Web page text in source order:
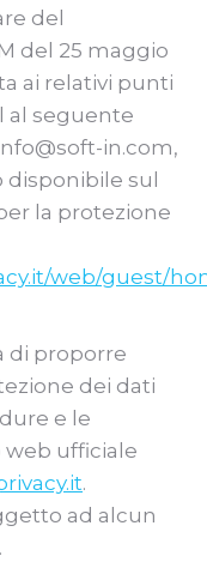
del
del 25 maggio
ai relativi punti
al seguente
in.com,
sul
la protezione
web/guest/
di proporre
dei dati
e le
ufficiale
.
ad alcun